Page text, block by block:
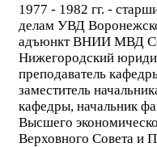
1977 - 1982 гг. -
делам УВД
адъюнкт ВНИИ МВД
Нижегородский
преподаватель
заместитель
кафедры, начальник
Высшего
Верховного Совета и